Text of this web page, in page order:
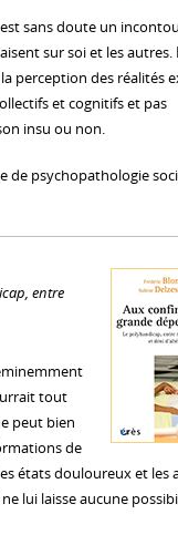
sans doute un
sur soi et les autres.
perception des réalités
et cognitifs et pas
insu ou non.
de psychopathologie
entre
tout
peut bien
de
états douloureux et les
lui laisse aucune